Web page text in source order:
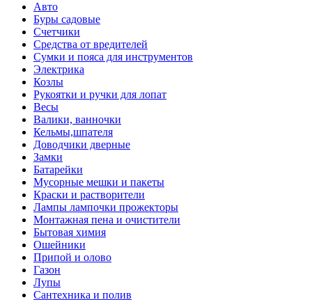
Авто
Буры садовые
Счетчики
Средства от вредителей
Сумки и пояса для инструментов
Электрика
Козлы
Рукоятки и ручки для лопат
Весы
Валики, ванночки
Кельмы,шпателя
Доводчики дверные
Замки
Батарейки
Мусорные мешки и пакеты
Краски и растворители
Лампы лампочки прожекторы
Монтажная пена и очистители
Бытовая химия
Ошейники
Припой и олово
Газон
Лупы
Сантехника и полив